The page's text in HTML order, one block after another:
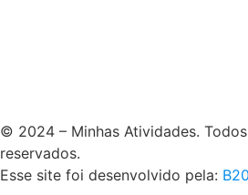
© 2024 – Minhas Atividades.
reservados.
Esse site foi desenvolvido pela: